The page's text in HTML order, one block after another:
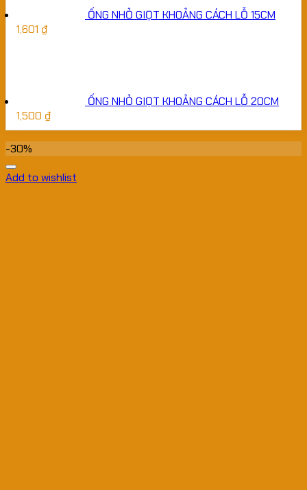
ỐNG NHỎ GIỌT KHOẢNG CÁCH LỖ 15CM
1,601 ₫
ỐNG NHỎ GIỌT KHOẢNG CÁCH LỖ 20CM
1,500 ₫
-30%
Add to wishlist